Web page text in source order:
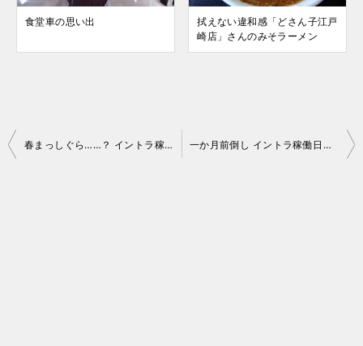
食堂車の思い出
拭えない違和感「どさん子江戸
崎店」さんのみそラーメン
投
春まっしぐら……？ イントラ稼働日誌（2024年2月9日（金）～2月11日（日）） 一か月前倒し イントラ稼働日誌（2024年2月12日（月）～2月14日（水））